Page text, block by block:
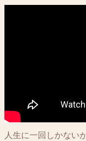
人生に一回しかない